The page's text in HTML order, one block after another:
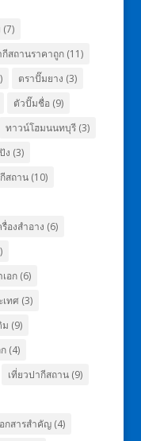
(7)
สถานราคาถูก(11)
ตราปั๊มยาง (3)
ตัวปั๊มชื่อ (9)
ทาวน์โฮมนนทบุรี(3)
ง (3)
สถาน(10)
องสำอาง (6)
อก(6)
ทศ(3)
ม (9)
(4)
เที่ยวปากีสถาน(9)
อกสารสำคัญ(4)